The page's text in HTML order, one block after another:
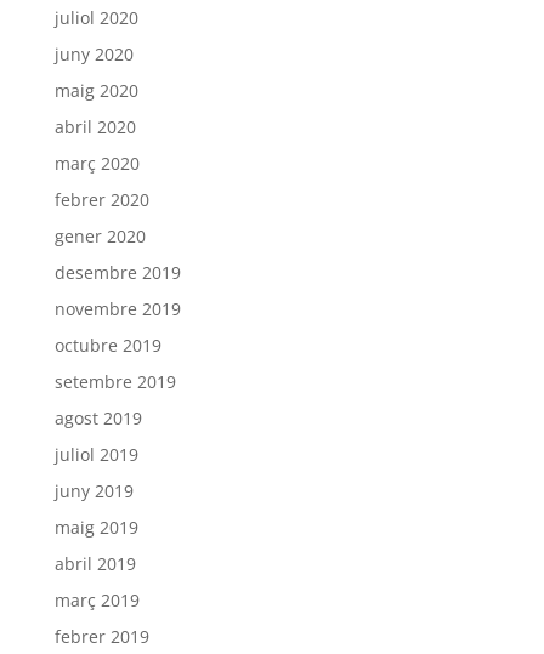
juliol 2020
juny 2020
maig 2020
abril 2020
març 2020
febrer 2020
gener 2020
desembre 2019
novembre 2019
octubre 2019
setembre 2019
agost 2019
juliol 2019
juny 2019
maig 2019
abril 2019
març 2019
febrer 2019